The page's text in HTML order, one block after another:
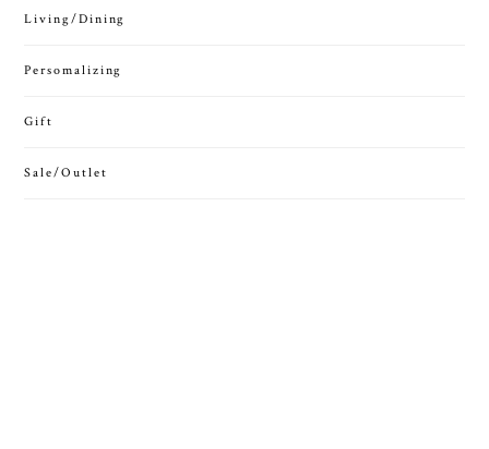
Living/Dining
Persomalizing
Gift
Sale/Outlet